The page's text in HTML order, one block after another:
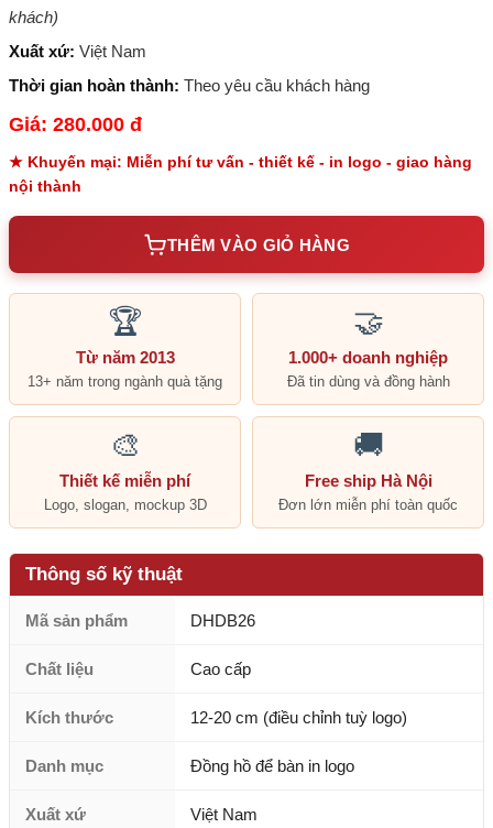
khách)
Xuất xứ: Việt Nam
Thời gian hoàn thành: Theo yêu cầu khách hàng
Giá: 280.000 đ
★ Khuyến mại: Miễn phí tư vấn - thiết kế - in logo - giao hàng
nội thành
THÊM VÀO GIỎ HÀNG
🏆
Từ năm 2013
13+ năm trong ngành quà tặng
🤝
1.000+ doanh nghiệp
Đã tin dùng và đồng hành
🎨
Thiết kế miễn phí
Logo, slogan, mockup 3D
🚚
Free ship Hà Nội
Đơn lớn miễn phí toàn quốc
Thông số kỹ thuật
Mã sản phẩm DHDB26
Chất liệu Cao cấp
Kích thước 12-20 cm (điều chỉnh tuỳ logo)
Danh mục Đồng hồ để bàn in logo
Xuất xứ Việt Nam